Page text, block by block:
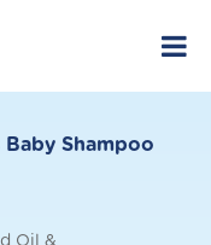
Baby Shampoo